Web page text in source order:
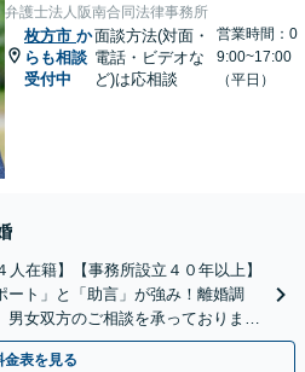
弁護士法人阪南合同法律事務所
枚方市 か
らも相談
受付中
面談方法(対面・
電話・ビデオな
ど)は応相談
営業時間：0
9:00~17:00
（平日）
人在籍】【事務所設立４０年以上】
ト」と「助言」が強み！離婚調
女双方のご相談を承っております
海岸和田駅徒歩3分】
金表を見る